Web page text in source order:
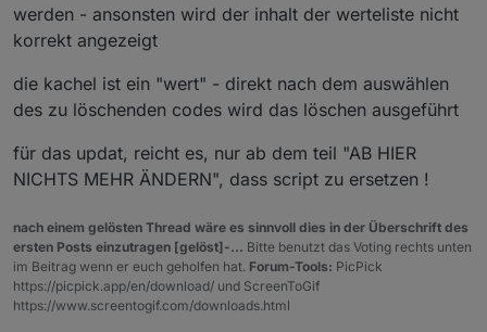
werden - ansonsten wird der inhalt der werteliste nicht
korrekt angezeigt
die kachel ist ein "wert" - direkt nach dem auswählen
des zu löschenden codes wird das löschen ausgeführt
für das updat, reicht es, nur ab dem teil "AB HIER
NICHTS MEHR ÄNDERN", dass script zu ersetzen !
nach einem gelösten Thread wäre es sinnvoll dies in der Überschrift des
ersten Posts einzutragen [gelöst]-... Bitte benutzt das Voting rechts unten
im Beitrag wenn er euch geholfen hat. Forum-Tools: PicPick
https://picpick.app/en/download/ und ScreenToGif
https://www.screentogif.com/downloads.html